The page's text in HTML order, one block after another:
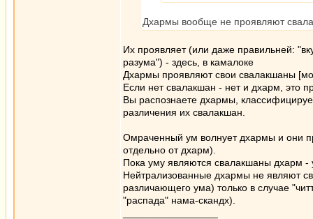
Дхармы вообще не проявляют
Их проявляет (или даже правильней:
разума") - здесь, в камалоке
Дхармы проявляют свои свалакшаны
Если нет свалакшан - нет и дхарм, это
Вы распознаете дхармы,
различения их свалакшан.
Омраченный ум волнует дхармы и они
отдельно от дхарм).
Пока уму являются свалакшаны дхарм -
Нейтрализованные дхармы не являют
различающего ума) только в случае
"распада" нама-скандх).